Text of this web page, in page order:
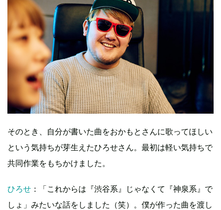
そのとき、自分が書いた曲をおかもとさんに歌ってほしい
という気持ちが芽生えたひろせさん。最初は軽い気持ちで
共同作業をもちかけました。
ひろせ ：「これからは『渋谷系』じゃなくて『神泉系』で
しょ」みたいな話をしました（笑）。僕が作った曲を渡し